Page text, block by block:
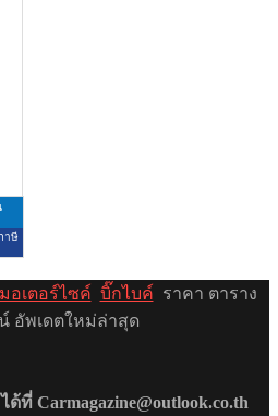
มอเตอร์ไซค์ บิ๊กไบค์ ราคา ตาราง
อัพเดตใหม่ล่าสุด
ด้ที่ Carmagazine@outlook.co.th